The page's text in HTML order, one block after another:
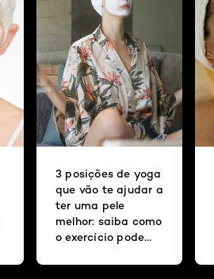
3 posições de yoga
que vão te ajudar a
ter uma pele
melhor: saiba como
o exercício pode
aparência do rosto